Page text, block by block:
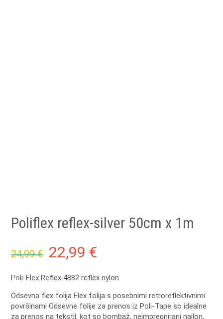
Poliflex reflex-silver 50cm x 1m
24,99€ Original
price
was:
24,99 €.
22,99 €
price
is:
22,99 €.
Poli-Flex Reflex 4882 reflex nylon
Odsevna flex folijaFlex folija s posebnimi retroreflektivnimi
površinamiOdsevne folije za prenos iz Poli-Tape so idealne
za prenos na tekstil, kot so bombaž, neimpregnirani najlon,